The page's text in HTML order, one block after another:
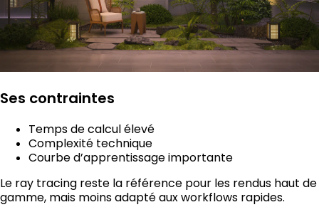
Ses contraintes
Temps de calcul élevé
Complexité technique
Courbe d’apprentissage importante
Le ray tracing reste la référence pour les rendus haut de
gamme, mais moins adapté aux workflows rapides.